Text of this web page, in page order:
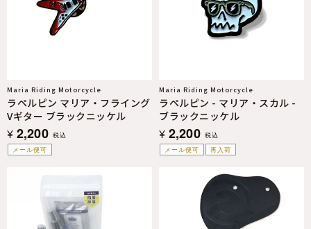
メール便可
Maria Riding Motorcycle
ラペルピン マリア・フライング
Vギター ブラックニッケル
¥ 2,200 税込
メール便可
再入荷
Maria Riding Motorcycle
ラペルピン - マリア・スカル -
ブラックニッケル
¥ 2,200 税込